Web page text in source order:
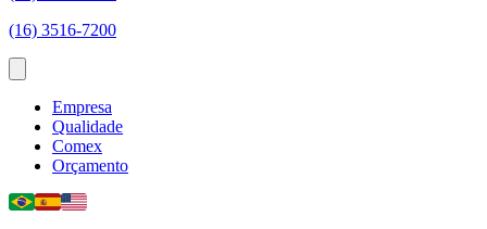
(16) 3516-7200
Empresa
Qualidade
Comex
Orçamento